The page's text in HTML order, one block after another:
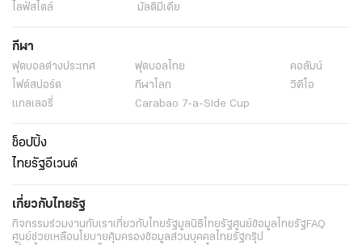
ไลฟ์สไตล์
มัลติมีเดีย
กีฬา
ฟุตบอลต่่างประเทศ ฟุตบอลไทย
คอลัมน์
ไฟต์สปอร์ต
กีฬาโลก
วิดีโอ
แกลเลอรี่
Carabao 7-a-Side Cup
ช็อปปิ้ง
ไทยรัฐอีเวนต์
เกี่ยวกับไทยรัฐ
กิจกรรมร่วมงานกับเราเกี่ยวกับไทยรัฐมูลนิธิไทยรัฐศูนย์ข้อมูลไทยรัฐFAQ
ศูนย์ช่วยเหลือนโยบายคุ้มครองข้อมูลส่วนบุคคลไทยรัฐกรุ๊ป